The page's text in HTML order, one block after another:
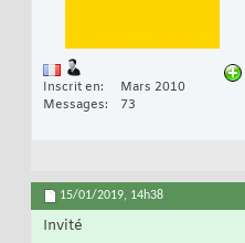
Inscrit en
Mars 2010
Messages
73
15/01/2019, 14h38
Invité